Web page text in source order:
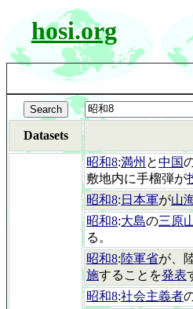
hosi.org
Datasets
昭和8:満州 と中国
敷地内に手榴弾が
昭和8: 日本軍が山
昭和8:大島の三原
る。
昭和8:陸軍省が、
施することを発表
昭和8:社会主義者